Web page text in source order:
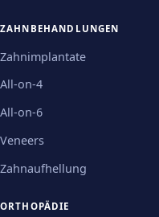
ZAHNBEHANDLUNGEN
Zahnimplantate
All-on-4
All-on-6
Veneers
Zahnaufhellung
ORTHOPÄDIE